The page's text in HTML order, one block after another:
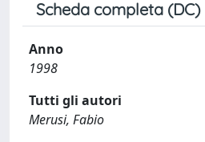
Scheda completa (DC)
Anno
1998
Tutti gli autori
Merusi, Fabio